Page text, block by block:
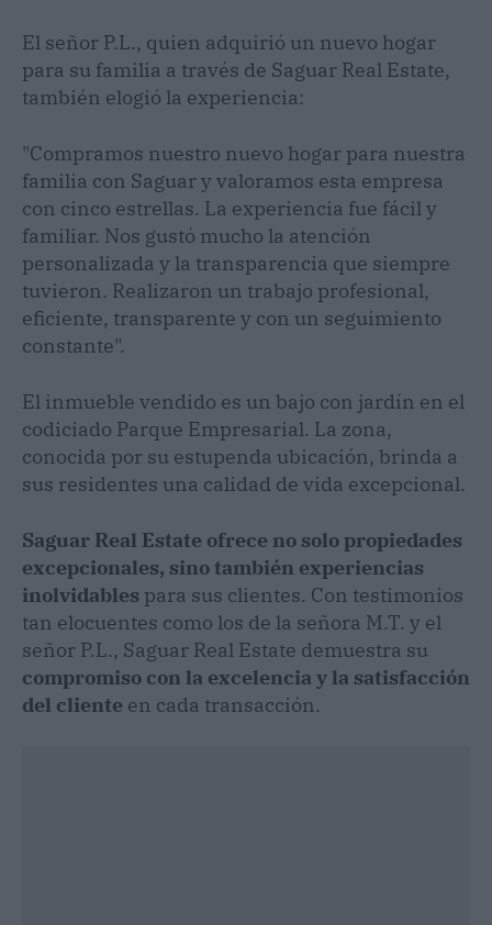
El señor P.L., quien adquirió un nuevo hogar
para su familia a través de Saguar Real Estate,
también elogió la experiencia:
"Compramos nuestro nuevo hogar para nuestra
familia con Saguar y valoramos esta empresa
con cinco estrellas. La experiencia fue fácil y
familiar. Nos gustó mucho la atención
personalizada y la transparencia que siempre
tuvieron. Realizaron un trabajo profesional,
eficiente, transparente y con un seguimiento
constante".
El inmueble vendido es un bajo con jardín en el
codiciado Parque Empresarial. La zona,
conocida por su estupenda ubicación, brinda a
sus residentes una calidad de vida excepcional.
Saguar Real Estate ofrece no solo propiedades
excepcionales, sino también experiencias
inolvidables para sus clientes. Con testimonios
tan elocuentes como los de la señora M.T. y el
señor P.L., Saguar Real Estate demuestra su
compromiso con la excelencia y la satisfacción
del cliente en cada transacción.